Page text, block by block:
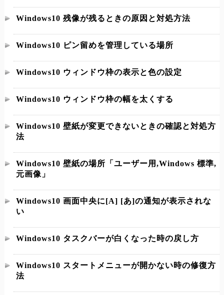
Windows10 残像が残るときの原因と対処方法
Windows10 ピン留めを管理している場所
Windows10 ウィンドウ枠の表示と色の設定
Windows10 ウィンドウ枠の幅を太くする
Windows10 壁紙が変更できないときの確認と対処方
法
Windows10 壁紙の場所「ユーザー用,Windows 標準,
元画像」
Windows10 画面中央に[A] [あ]の通知が表示されな
い
Windows10 タスクバーが白くなった時の戻し方
Windows10 スタートメニューが開かない時の修復方
法